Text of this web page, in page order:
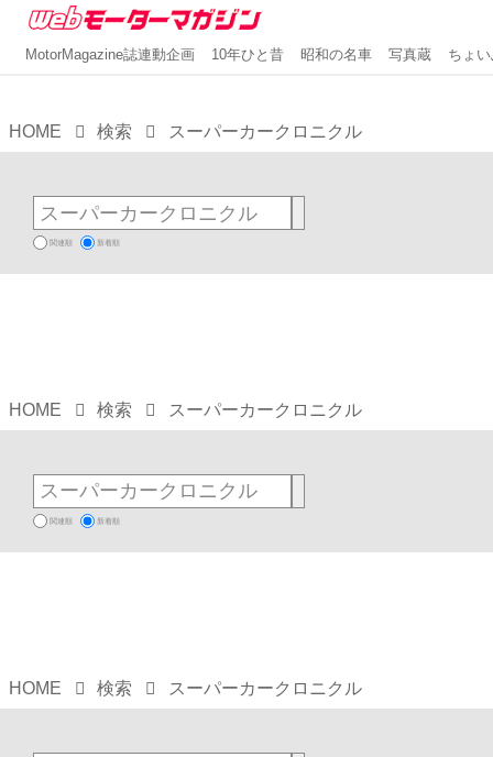
MotorMagazine誌連動企画 10年ひと昔 昭和の名車 写真蔵
HOME 検索 スーパーカークロニクル
関連順 新着順
MotorMagazine誌連動企画 10年ひと昔 昭和の名車 写真蔵 ちょ
HOME 検索 スーパーカークロニクル
関連順 新着順
MotorMagazine誌連動企画 10年ひと昔 昭和の名車 写真蔵 ちょ
HOME 検索 スーパーカークロニクル
MotorMagazine誌連動企画 10年ひと昔 昭和の名車 写真蔵 ちょ
MotorMagazine誌連動企画 10年ひと昔 昭和の名車 写真蔵 ちょ
MotorMagazine誌連動企画 10年ひと昔 昭和の名車 写真蔵 ちょ
MotorMagazine誌連動企画 10年ひと昔 昭和の名車 写真蔵 ちょ